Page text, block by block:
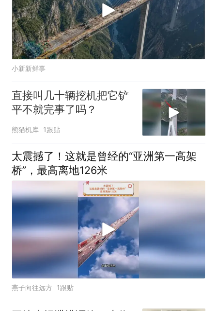
小新新鲜事
直接叫几十辆挖机把它铲
平不就完事了吗？
熊猫机库 1跟贴
太震撼了！这就是曾经的“亚洲第一高架
桥”，最高离地126米
燕子向往远方 1跟贴